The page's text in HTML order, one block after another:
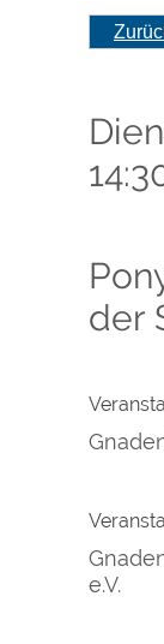
der
e.V.